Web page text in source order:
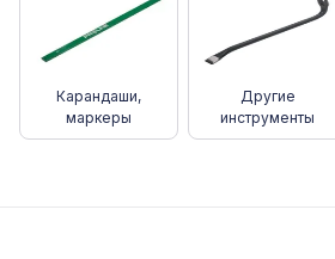
Карандаши,
маркеры
Другие
инструменты